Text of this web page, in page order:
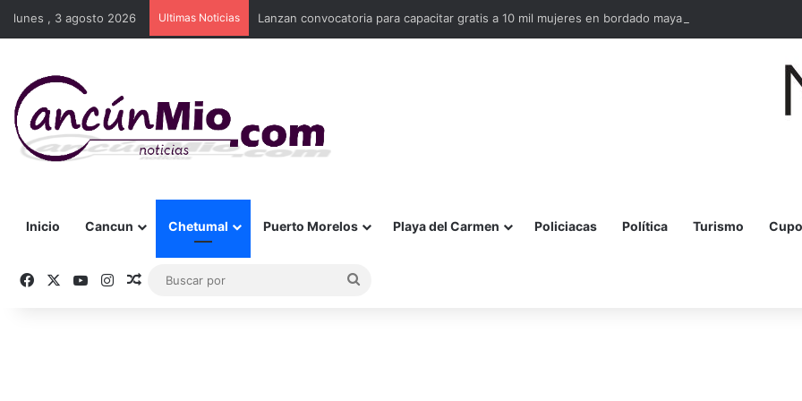
lunes , 3 agosto 2026 Ultimas Noticias Lanzan convocatoria para capacitar gratis a 10 mil mujeres en bordado maya en Quintana Roo
Inicio Cancun Chetumal Puerto Morelos Playa del Carmen Policiacas Política Turismo
FacebookYouTubeInstagram
Publicación al azar